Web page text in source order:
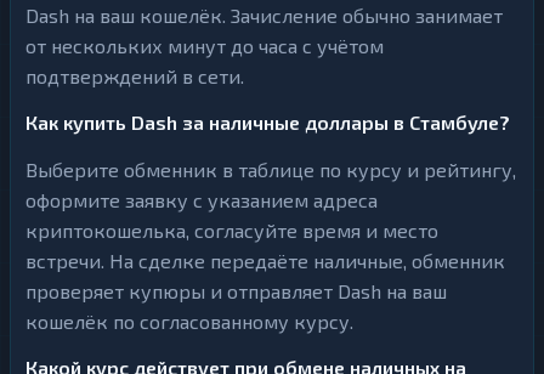
Dash на ваш кошелёк. Зачисление обычно занимает
от нескольких минут до часа с учётом
подтверждений в сети.
Как купить Dash за наличные доллары в Стамбуле?
Выберите обменник в таблице по курсу и рейтингу,
оформите заявку с указанием адреса
криптокошелька, согласуйте время и место
встречи. На сделке передаёте наличные, обменник
проверяет купюры и отправляет Dash на ваш
кошелёк по согласованному курсу.
Какой курс действует при обмене наличных на